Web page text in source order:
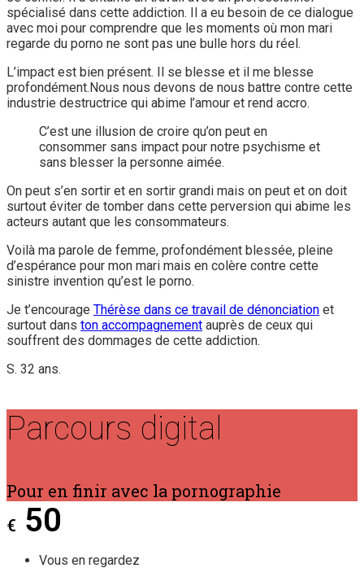
spécialisé dans cette addiction. Il a eu besoin de ce dialogue
avec moi pour comprendre que les moments où mon mari
regarde du porno ne sont pas une bulle hors du réel.
L’impact est bien présent. Il se blesse et il me blesse
profondément.Nous nous devons de nous battre contre cette
industrie destructrice qui abime l’amour et rend accro.
C’est une illusion de croire qu’on peut en
consommer sans impact pour notre psychisme et
sans blesser la personne aimée.
On peut s’en sortir et en sortir grandi mais on peut et on doit
surtout éviter de tomber dans cette perversion qui abime les
acteurs autant que les consommateurs.
Voilà ma parole de femme, profondément blessée, pleine
d’espérance pour mon mari mais en colère contre cette
sinistre invention qu’est le porno.
Je t’encourage Thérèse dans ce travail de dénonciation et
surtout dans ton accompagnement auprès de ceux qui
souffrent des dommages de cette addiction.
S. 32 ans.
Parcours digital
Pour en finir avec la pornographie
€ 50
Vous en regardez